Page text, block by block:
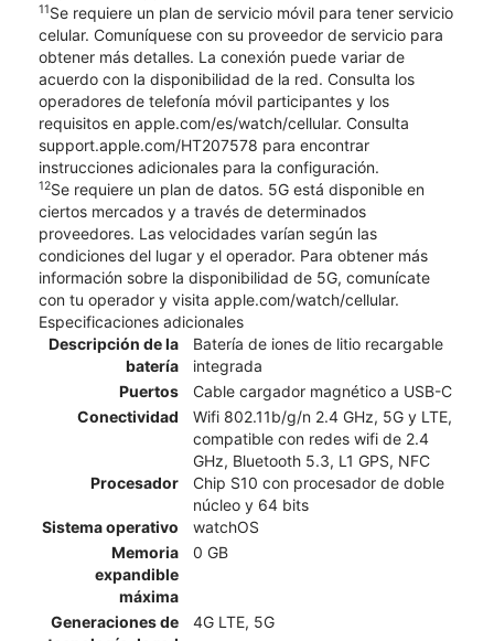
11Se requiere un plan de servicio móvil para tener servicio
celular. Comuníquese con su proveedor de servicio para
obtener más detalles. La conexión puede variar de
acuerdo con la disponibilidad de la red. Consulta los
operadores de telefonía móvil participantes y los
requisitos en apple.com/es/watch/cellular. Consulta
support.apple.com/HT207578 para encontrar
instrucciones adicionales para la configuración.
12Se requiere un plan de datos. 5G está disponible en
ciertos mercados y a través de determinados
proveedores. Las velocidades varían según las
condiciones del lugar y el operador. Para obtener más
información sobre la disponibilidad de 5G, comunícate
con tu operador y visita apple.com/watch/cellular.
Especificaciones adicionales
Descripción de la
batería
Batería de iones de litio recargable
integrada
Puertos
Cable cargador magnético a USB-C
Conectividad
Wifi 802.11b/g/n 2.4 GHz, 5G y LTE,
compatible con redes wifi de 2.4
GHz, Bluetooth 5.3, L1 GPS, NFC
Procesador
Chip S10 con procesador de doble
núcleo y 64 bits
Sistema operativo
watchOS
Memoria
expandible
máxima
0 GB
Generaciones de
4G LTE, 5G